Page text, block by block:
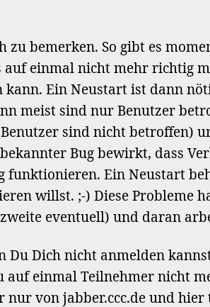
zu bemerken. So gibt es
auf einmal nicht mehr richtig
Ein Neustart ist dann
meist sind nur Benutzer
sind nicht betroffen)
Bug bewirkt, dass
funktionieren. Ein Neustart
willst. ;-) Diese Probleme
eventuell) und daran
Dich nicht anmelden
auf einmal Teilnehmer nicht
nur von jabber.ccc.de und